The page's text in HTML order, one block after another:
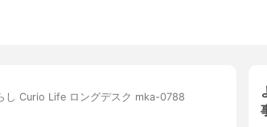
し Curio Life ロングデスク mka-0788